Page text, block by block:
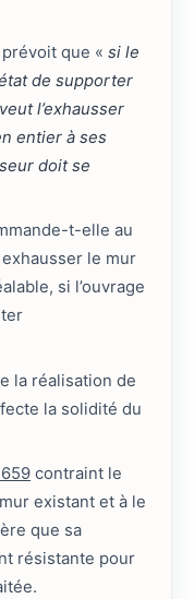
que «si le
de supporter
l’exhausser
entier à ses
doit se
t-elle au
le mur
si l’ouvrage
la réalisation de
la solidité du
contraint le
existant et à le
que sa
résistante pour